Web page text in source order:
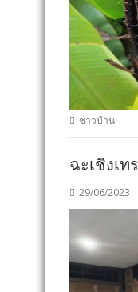
ชาวบ้าน
ฉะเชิงเ
29/06/2023